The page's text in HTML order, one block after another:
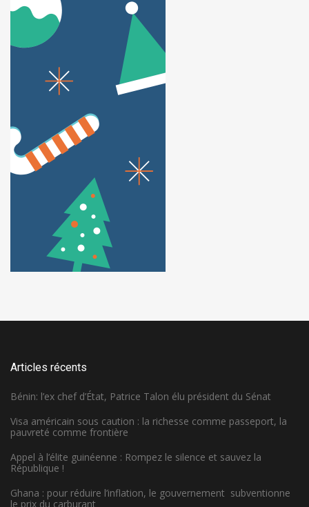
Articles récents
Bénin: l’ex chef d’État, Patrice Talon élu président du Sénat
Visa américain sous caution : la richesse comme passeport, la
pauvreté comme frontière
Appel à l’élite guinéenne : Rompez le silence et sauvez la
République !
Ghana : pour réduire l’inflation, le gouvernement subventionne
le prix du carburant